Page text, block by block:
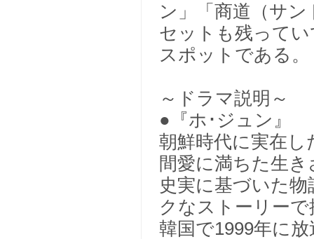
ン」「商道（サ
セットも残って
スポットである。
～ドラマ説明～
●『ホ･ジュン』
朝鮮時代に実在し
間愛に満ちた生
史実に基づいた
クなストーリー
韓国で1999年に